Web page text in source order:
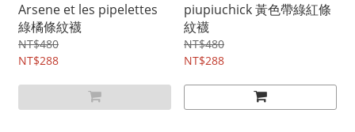
Arsene et les pipelettes
綠橘條紋襪
NT$480
NT$288
piupiuchick 黃色帶綠紅條
紋襪
NT$480
NT$288